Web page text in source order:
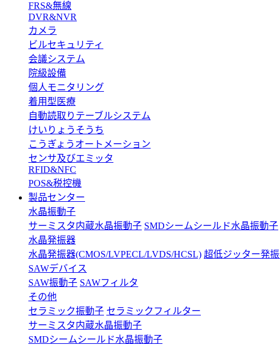
FRS&無線
DVR&NVR
カメラ
ビルセキュリティ
会議システム
院級設備
個人モニタリング
着用型医療
自動読取りテーブルシステム
けいりょうそうち
こうぎょうオートメーション
センサ及びエミッタ
RFID&NFC
POS&税控機
製品センター
水晶振動子
サーミスタ内蔵水晶振動子 SMDシームシールド水晶振動子
水晶発振器
水晶発振器(CMOS/LVPECL/LVDS/HCSL) 超低ジッター発
SAWデバイス
SAW振動子 SAWフィルタ
その他
セラミック振動子 セラミックフィルター
サーミスタ内蔵水晶振動子
SMDシームシールド水晶振動子